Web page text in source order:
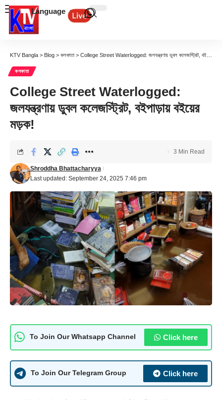
Language
KTV Bangla > Blog > কলকাতা > College Street Waterlogged: জলযন্ত্রণায় ডুবল কলেজস্ট্রিট, বইপাড়ায় বইয়ের মড়ক!
কলকাতা
College Street Waterlogged:
জলযন্ত্রণায় ডুবল কলেজস্ট্রিট, বইপাড়ায় বইয়ের
মড়ক!
Last updated: September 24, 2025 7:46 pm
Shroddha Bhattacharyya
3 Min Read
To Join Our Whatsapp Channel Click here
To Join Our Telegram Group Click here